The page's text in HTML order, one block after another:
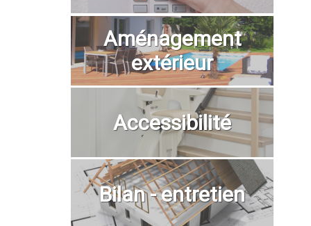
Aménagement
extérieur
Accessibilité
Bilan - entretien